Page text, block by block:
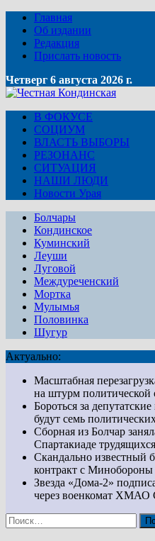
Главная
Об издании
Редакция
Прислать новость
Четверг 6 августа 2026 г.
В ФОКУСЕ
СОЦИУМ
ВЛАСТЬ ВЫБОРЫ
РЕЗОНАНС
СИТУАЦИЯ
НАШИ ЛЮДИ
Новости Урая
Болчары
Кондинское
Куминский
Леуши
Луговой
Междуреченский
Мортка
Мулымья
Половинка
Шугур
Актуально:
Масштабная
на штурм
Бороться за
будут семь
Сборная из Болчар
Спартакиаде
Скандально
контракт с
Звезда «Дома-2»
через военкомат ХМАО
Найти: